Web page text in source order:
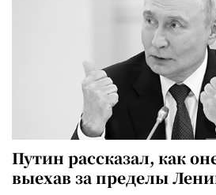
Путин рассказал, как
выехав за пределы